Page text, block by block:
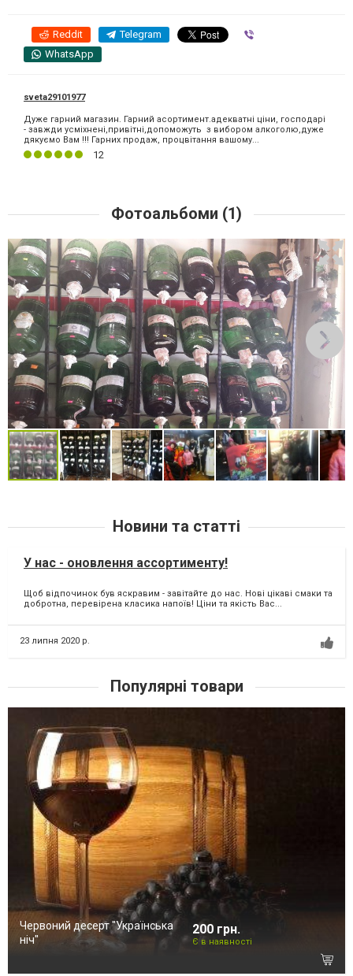
Reddit Telegram
WhatsApp
sveta29101977
Дуже гарний магазин. Гарний асортимент.адекватні ціни, господарі
- завжди усміхнені,привітні,допоможуть з вибором алкоголю,дуже
дякуємо Вам !!! Гарних продаж, процвітання вашому...
12
Фотоальбоми (1)
Новини та статті
У нас - оновлення ассортименту!
Щоб відпочинок був яскравим - завітайте до нас. Нові цікаві смаки та
добротна, перевірена класика напоїв! Ціни та якість Вас...
23 липня 2020 р.
Популярні товари
Червоний десерт "Українська
ніч"
200 грн.
Є в наявності